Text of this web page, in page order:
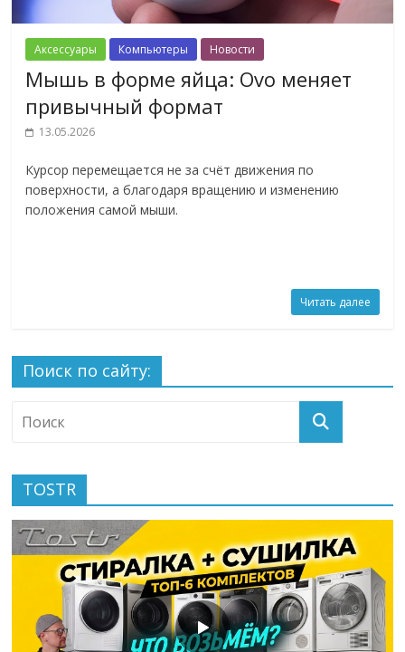
Аксессуары Компьютеры Новости
Мышь в форме яйца: Ovo меняет
привычный формат
13.05.2026
Курсор перемещается не за счёт движения по
поверхности, а благодаря вращению и изменению
положения самой мыши.
Читать далее
Поиск по сайту:
TOSTR